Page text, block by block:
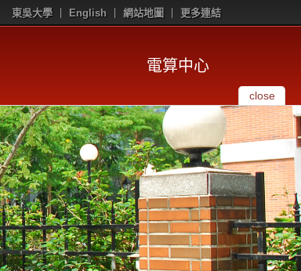
東吳大學 English 網站地圖 更多連結
電算中心
close